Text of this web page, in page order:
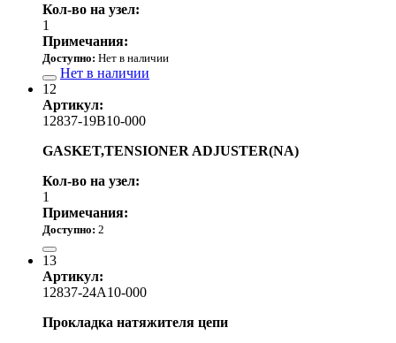
Кол-во на узел:
1
Примечания:
Доступно: Нет в наличии
Нет в наличии
12
Артикул:
12837-19B10-000
GASKET,TENSIONER ADJUSTER(NA)
Кол-во на узел:
1
Примечания:
Доступно: 2
13
Артикул:
12837-24A10-000
Прокладка натяжителя цепи